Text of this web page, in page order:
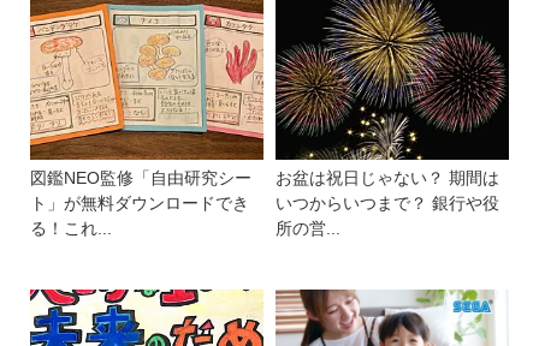
図鑑NEO監修「自由研究シー
ト」が無料ダウンロードでき
る！これ...
お盆は祝日じゃない？ 期間は
いつからいつまで？ 銀行や役
所の営...